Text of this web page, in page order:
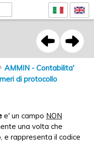
AMMIN - Contabilita'
di protocollo
e' un campo NON
una volta che
e rappresenta il codice